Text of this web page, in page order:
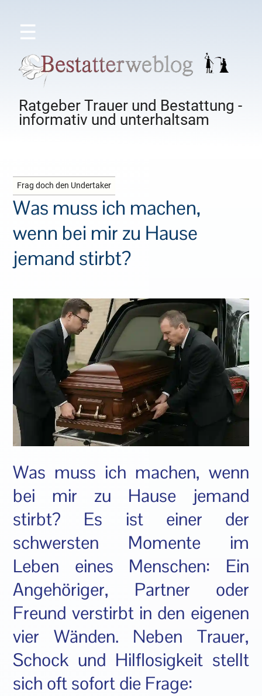
☰
Ratgeber Trauer und Bestattung -
informativ und unterhaltsam
Frag doch den Undertaker
Was muss ich machen,
wenn bei mir zu Hause
jemand stirbt?
Was muss ich machen, wenn
bei mir zu Hause jemand
stirbt? Es ist einer der
schwersten Momente im
Leben eines Menschen: Ein
Angehöriger, Partner oder
Freund verstirbt in den eigenen
vier Wänden. Neben Trauer,
Schock und Hilflosigkeit stellt
sich oft sofort die Frage: